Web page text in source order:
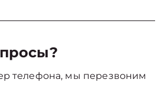
телефона, мы перезвоним